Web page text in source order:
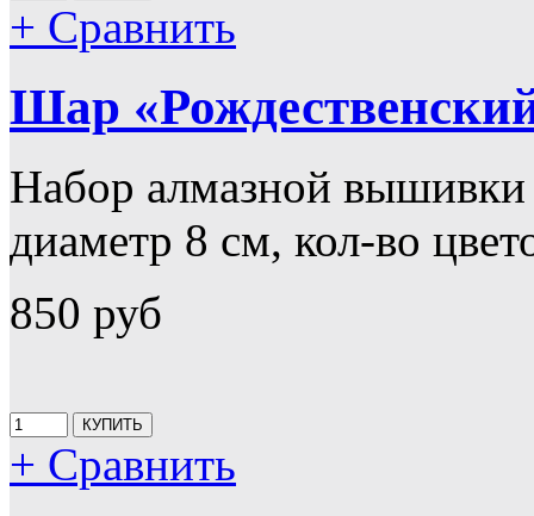
+ Сравнить
Шар
Набор алмазной
диаметр 8 см, кол-во
850 руб
+ Сравнить